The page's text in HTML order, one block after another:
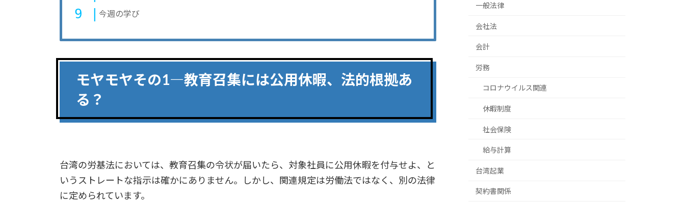
今週の学び
モヤモヤその1―教育召集には公用休暇、法的根拠あ
る？
台湾の労基法においては、教育召集の令状が届いたら、対象社員に公用休暇を付与せよ、と
いうストレートな指示は確かにありません。しかし、関連規定は労働法ではなく、別の法律
に定められています。
一般法律
会社法
会計
労務
コロナウイルス関連
休暇制度
社会保険
給与計算
台湾起業
契約書関係